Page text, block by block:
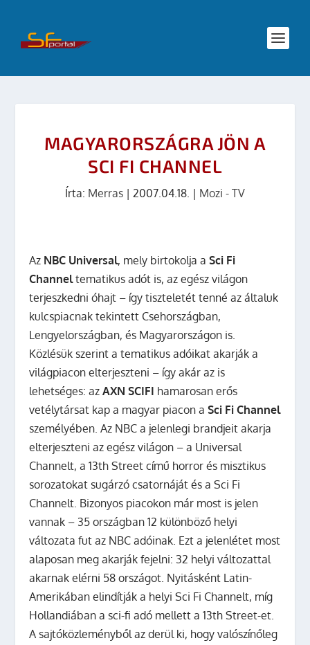
MAGYARORSZÁGRA JÖN A
SCI FI CHANNEL
Írta: Merras | 2007.04.18. | Mozi - TV
Az NBC Universal, mely birtokolja aSci Fi
Channeltematikus adót is, az egész világon
terjeszkedni óhajt – így tiszteletét tenné az általuk
kulcspiacnak tekintett Csehországban,
Lengyelországban, és Magyarországon is.
Közlésük szerint a tematikus adóikat akarják a
világpiacon elterjeszteni – így akár az is
lehetséges: azAXN SCIFI hamarosan erős
vetélytársat kap a magyar piacon aSci Fi Channel
személyében. Az NBC a jelenlegi brandjeit akarja
elterjeszteni az egész világon – a Universal
Channelt, a 13th Street című horror és misztikus
sorozatokat sugárzó csatornáját és a Sci Fi
Channelt. Bizonyos piacokon már most is jelen
vannak – 35 országban 12 különböző helyi
változata fut az NBC adóinak. Ezt a jelenlétet most
alaposan meg akarják fejelni: 32 helyi változattal
akarnak elérni 58 országot. Nyitásként Latin-
Amerikában elindítják a helyi Sci Fi Channelt, míg
Hollandiában a sci-fi adó mellett a 13th Street-et.
A sajtóközleményből az derül ki, hogy valószínőleg